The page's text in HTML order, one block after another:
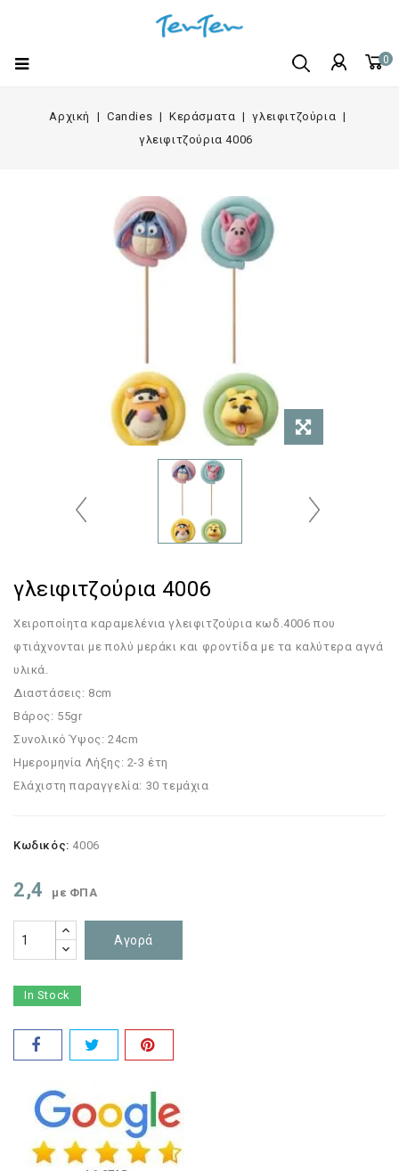
0
Αρχική Candies Κεράσματα
γλειφιτζούρια
γλειφιτζούρια 4006
γλειφιτζούρια 4006
Χειροποίητα καραμελένια γλειφιτζούρια κωδ.4006 που
φτιάχνονται με πολύ μεράκι και φροντίδα με τα καλύτερα αγνά
υλικά.
Διαστάσεις: 8cm
Βάρος: 55gr
Συνολικό Ύψος: 24cm
Ημερομηνία Λήξης: 2-3 έτη
Ελάχιστη παραγγελία: 30 τεμάχια
Κωδικός: 4006
2,4 με ΦΠΑ
Αγορά
In Stock